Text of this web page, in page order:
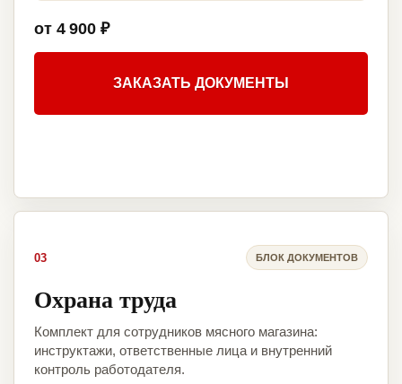
от 4 900 ₽
ЗАКАЗАТЬ ДОКУМЕНТЫ
03 БЛОК ДОКУМЕНТОВ
Охрана труда
Комплект для сотрудников мясного магазина:
инструктажи, ответственные лица и внутренний
контроль работодателя.